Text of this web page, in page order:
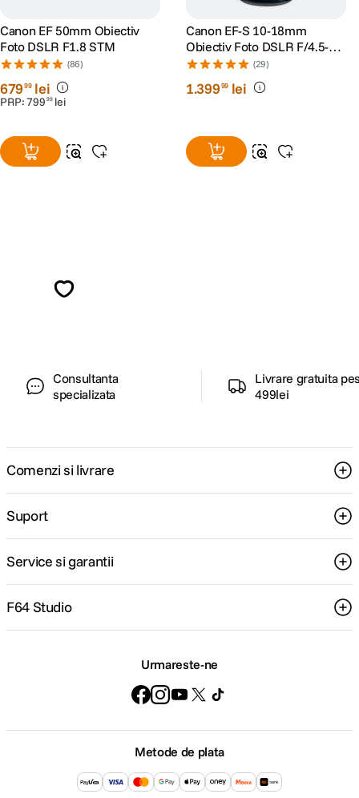
Canon EF 50mm Obiectiv
Foto DSLR F1.8 STM
(86)
67999 lei
PRP:799 99 lei
Canon EF-S 10-18mm
Obiectiv Foto DSLR F/4.5-5.6
IS STM
(29)
1.39999 lei
Consultanta
specializata
Livrare gratuita
499lei
Comenzi si livrare
Suport
Service si garantii
F64 Studio
Urmareste-ne
Metode de plata